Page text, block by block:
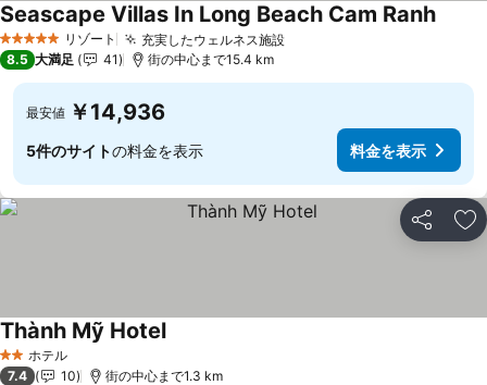
5 ホテルのランク
リゾート 充実したウェルネス施設料金を表示
Seascape Villas In Long Beach Cam Ranh料金
8.5 大満足 41 街の中心まで15.4 km
最安値 ￥14,936
5件のサイトの料金を表示 料金を表示
シェア お
2 ホテルのランク
ホテル
Thành Mỹ Hotel料金を表示
7.4 10 街の中心まで1.3 km